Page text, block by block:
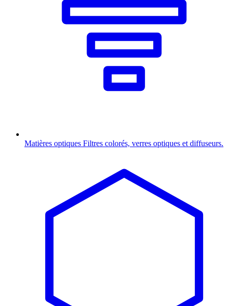
Matières optiques Filtres colorés, verres optiques et diffuseurs.